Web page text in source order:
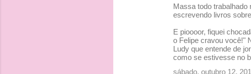
Massa todo trabalhado
escrevendo livros
E pioooor, fiquei
o Felipe cravou você!"
Ludy que entende de
como se estivesse no
sábado, outubro 12,